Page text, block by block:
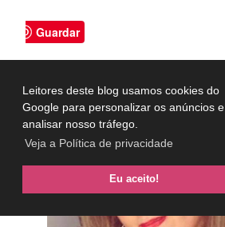
Leitores deste blog usamos cookies do
Google para personalizar os anúncios e
analisar nosso tráfego.
Veja a Política de privacidade
Eu aceito!
Guardar